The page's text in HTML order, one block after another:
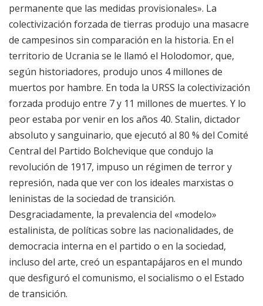
permanente que las medidas provisionales». La
colectivización forzada de tierras produjo una masacre
de campesinos sin comparación en la historia. En el
territorio de Ucrania se le llamó el Holodomor, que,
según historiadores, produjo unos 4 millones de
muertos por hambre. En toda la URSS la colectivización
forzada produjo entre 7 y 11 millones de muertes. Y lo
peor estaba por venir en los años 40. Stalin, dictador
absoluto y sanguinario, que ejecutó al 80 % del Comité
Central del Partido Bolchevique que condujo la
revolución de 1917, impuso un régimen de terror y
represión, nada que ver con los ideales marxistas o
leninistas de la sociedad de transición.
Desgraciadamente, la prevalencia del «modelo»
estalinista, de políticas sobre las nacionalidades, de
democracia interna en el partido o en la sociedad,
incluso del arte, creó un espantapájaros en el mundo
que desfiguró el comunismo, el socialismo o el Estado
de transición.